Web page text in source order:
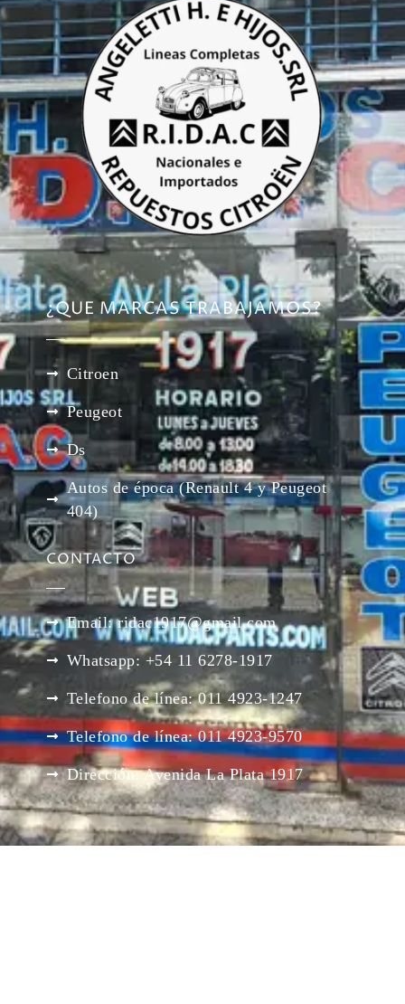
¿QUE MARCAS TRABAJAMOS?
Citroen
Peugeot
Ds
Autos de época (Renault 4 y Peugeot
404)
CONTACTO
Email: ridac1917@gmail.com
Whatsapp: +54 11 6278-1917
Telefono de línea: 011 4923-1247
Telefono de línea: 011 4923-9570
Dirección: Avenida La Plata 1917